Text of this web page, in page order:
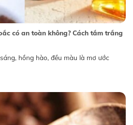
có an toàn không? Cách tắm trắng
hồng hào, đều màu là mơ ước